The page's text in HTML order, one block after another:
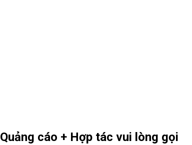
Quảng cáo + Hợp tác vui lòng gọi